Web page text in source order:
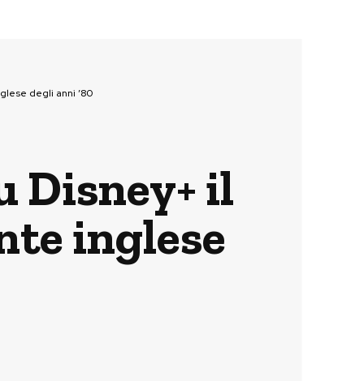
degli anni ’80
Disney+ il
inglese